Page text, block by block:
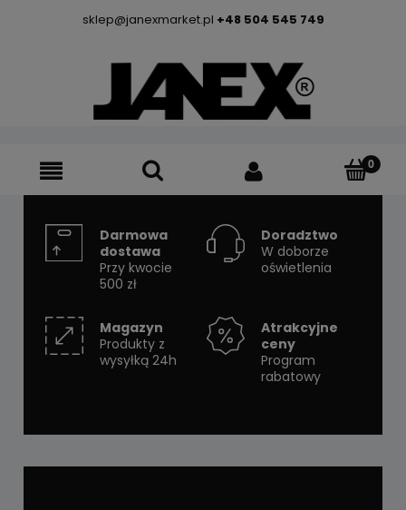
sklep@janexmarket.pl +48 504 545 749
Darmowa
dostawa
Przy kwocie
500 zł
Doradztwo
W doborze
oświetlenia
Magazyn
Produkty z
wysyłką 24h
Atrakcyjne
ceny
Program
rabatowy